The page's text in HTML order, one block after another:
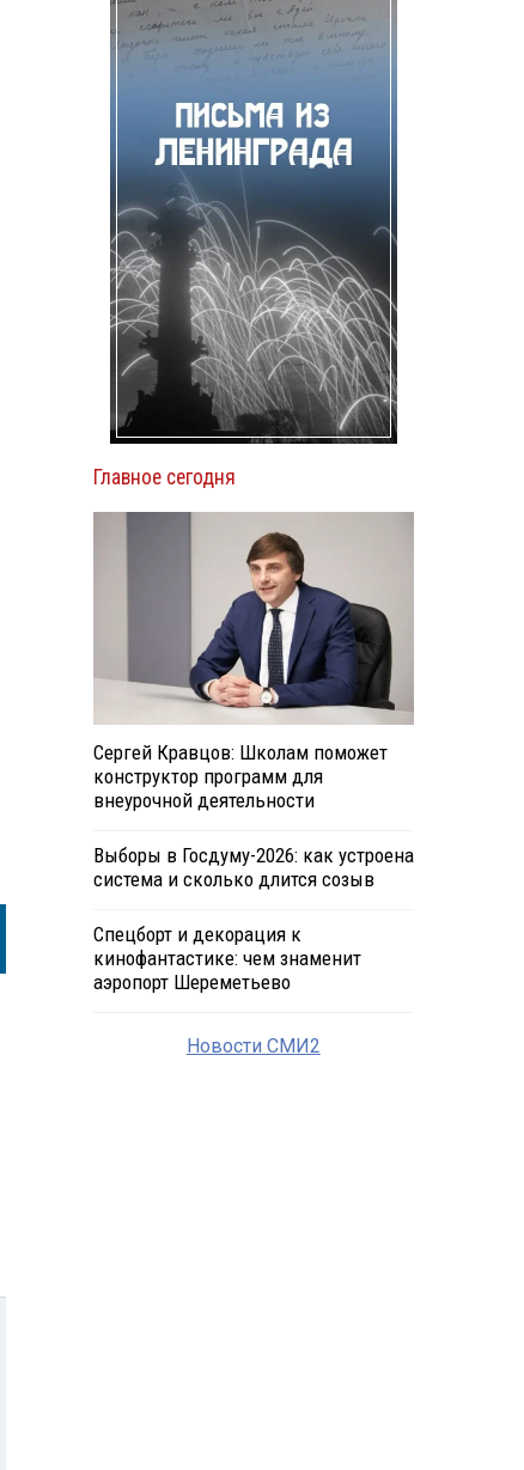
Главное сегодня
Сергей Кравцов: Школам поможет
конструктор программ для
внеурочной деятельности
Выборы в Госдуму-2026: как устроена
система и сколько длится созыв
Спецборт и декорация к
кинофантастике: чем знаменит
аэропорт Шереметьево
Новости СМИ2